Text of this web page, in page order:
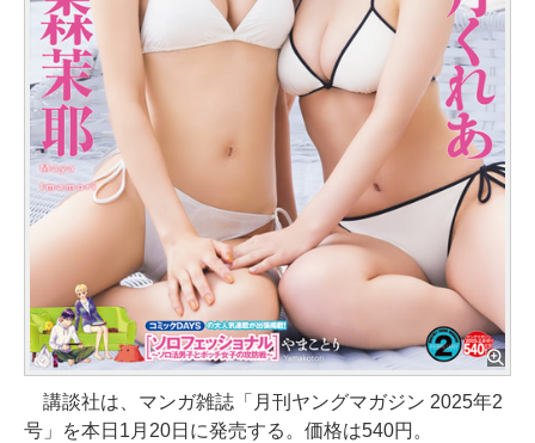
講談社は、マンガ雑誌「月刊ヤングマガジン 2025年2
号」を本日1月20日に発売する。価格は540円。